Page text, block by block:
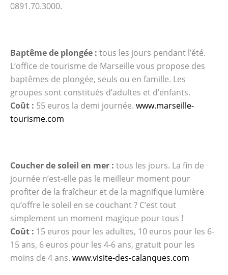
0891.70.3000.
Baptême de plongée : tous les jours pendant l’été.
L’office de tourisme de Marseille vous propose des
baptêmes de plongée, seuls ou en famille. Les
groupes sont constitués d’adultes et d’enfants.
Coût : 55 euros la demi journée. www.marseille-
tourisme.com
Coucher de soleil en mer : tous les jours. La fin de
journée n’est-elle pas le meilleur moment pour
profiter de la fraîcheur et de la magnifique lumière
qu’offre le soleil en se couchant ? C’est tout
simplement un moment magique pour tous !
Coût : 15 euros pour les adultes, 10 euros pour les 6-
15 ans, 6 euros pour les 4-6 ans, gratuit pour les
moins de 4 ans. www.visite-des-calanques.com